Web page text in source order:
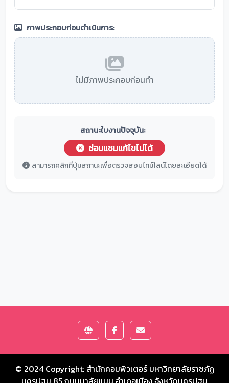
ภาพประกอบก่อนดำเนินการ:
ไม่มีภาพประกอบก่อนทำ
สถานะใบงานปัจจุบัน:
ซ่อมแซมแก้ไขไม่ได้
สามารถคลิกที่ปุ่มสถานะเพื่อตรวจสอบไทม์ไลน์โดยละเอียดได้
© 2024 Copyright: สำนักคอมพิวเตอร์ มหาวิทยาลัยราชภัฏ